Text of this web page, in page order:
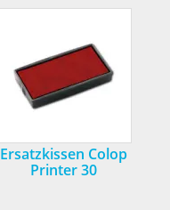
Ersatzkissen Colop
Printer 30